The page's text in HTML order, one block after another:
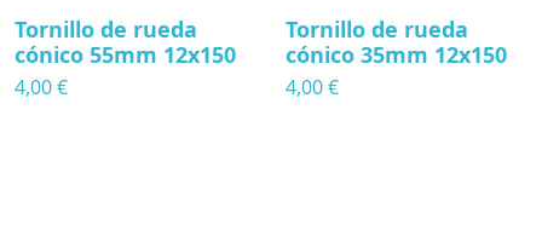
Tornillo de rueda
cónico 55mm 12x150
4,00 €
Tornillo de rueda
cónico 35mm 12x150
4,00 €